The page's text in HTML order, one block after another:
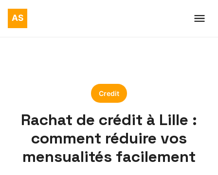
Credit
Rachat de crédit à Lille :
comment réduire vos
mensualités facilement